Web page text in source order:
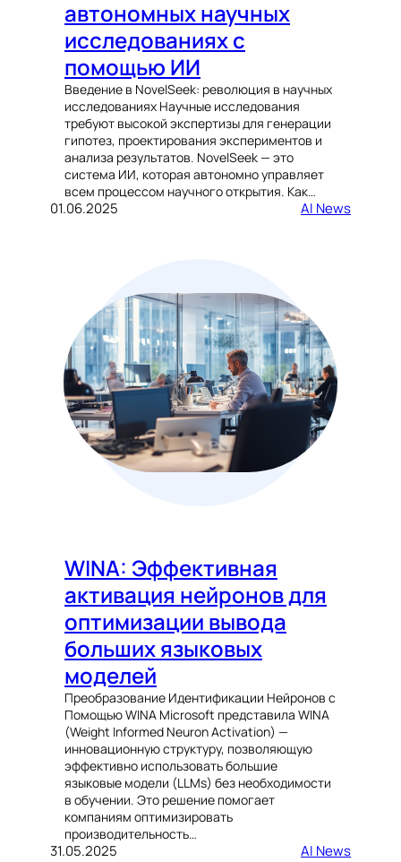
автономных научных
исследованиях с
помощью ИИ
Введение в NovelSeek: революция в научных
исследованиях Научные исследования
требуют высокой экспертизы для генерации
гипотез, проектирования экспериментов и
анализа результатов. NovelSeek — это
система ИИ, которая автономно управляет
всем процессом научного открытия. Как…
01.06.2025 AI News
WINA: Эффективная
активация нейронов для
оптимизации вывода
больших языковых
моделей
Преобразование Идентификации Нейронов с
Помощью WINA Microsoft представила WINA
(Weight Informed Neuron Activation) —
инновационную структуру, позволяющую
эффективно использовать большие
языковые модели (LLMs) без необходимости
в обучении. Это решение помогает
компаниям оптимизировать
производительность…
31.05.2025 AI News